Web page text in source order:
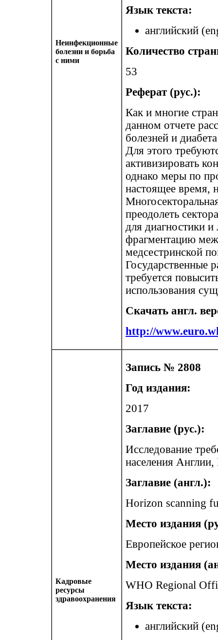
Неинфекционные
болезни и борьба
с ними
Язык текста:
английский
Количество
53
Реферат (рус.):
Как и многие
данном отчете
болезней и
Для этого
активизировать
однако меры по
настоящее время,
преодолеть
для диагностики
фрагментацию
медсестринской
Государственные
требуется
использования
Скачать англ.
http://
Кадровые
ресурсы
здравоохранения
Запись № 2808
Год издания:
2017
Заглавие (рус.):
Исследование
населения
Заглавие (англ.):
Horizon scanning
Место издания
Европейское
Место издания
WHO Regional
Язык текста:
английский